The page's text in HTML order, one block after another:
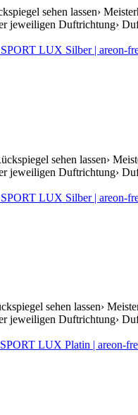
sehen lassen›
jeweiligen Duftrichtung›
sehen lassen›
jeweiligen Duftrichtung›
sehen lassen›
jeweiligen Duftrichtung›